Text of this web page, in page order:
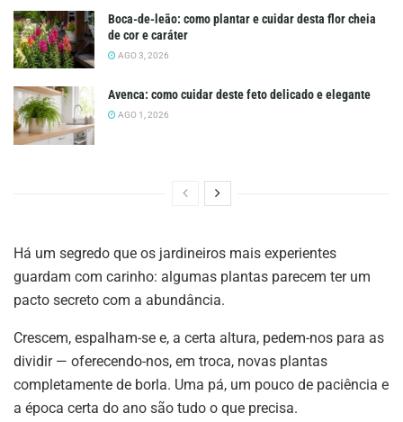
Boca-de-leão: como plantar e cuidar desta flor cheia
de cor e caráter
AGO 3, 2026
Avenca: como cuidar deste feto delicado e elegante
AGO 1, 2026
Há um segredo que os jardineiros mais experientes
guardam com carinho: algumas plantas parecem ter um
pacto secreto com a abundância.
Crescem, espalham-se e, a certa altura, pedem-nos para as
dividir — oferecendo-nos, em troca, novas plantas
completamente de borla. Uma pá, um pouco de paciência e
a época certa do ano são tudo o que precisa.